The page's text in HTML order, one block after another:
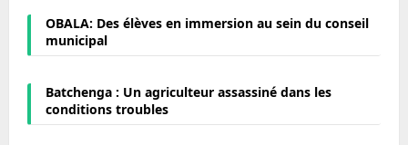
OBALA: Des élèves en immersion au sein du conseil
municipal
Batchenga : Un agriculteur assassiné dans les
conditions troubles